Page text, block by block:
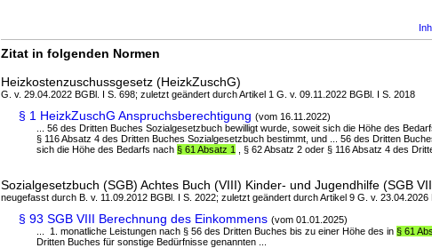
Zitat in folgenden Normen
Heizkostenzuschussgesetz (HeizkZuschG)
G. v. 29.04.2022 BGBl. I S. 698; zuletzt geändert durch Artikel 1 G. v. 09.11.2022 BGBl. I S. 2018
§ 1 HeizkZuschG Anspruchsberechtigung (vom 16.11.2022)
... 56 des Dritten Buches Sozialgesetzbuch bewilligt wurde, soweit sich die Höhe des
§ 116 Absatz 4 des Dritten Buches Sozialgesetzbuch bestimmt, und ... 56 des Dritten
sich die Höhe des Bedarfs nach § 61 Absatz 1 , § 62 Absatz 2 oder § 116 Absatz 4 des
Sozialgesetzbuch (SGB) Achtes Buch (VIII) Kinder- und Jugendhilfe (SGB
neugefasst durch B. v. 11.09.2012 BGBl. I S. 2022; zuletzt geändert durch Artikel 9 G. v. 23.04.2026
§ 93 SGB VIII Berechnung des Einkommens (vom 01.01.2025)
... 1. monatliche Leistungen nach § 56 des Dritten Buches bis zu einer Höhe des in § 61
Dritten Buches für sonstige Bedürfnisse genannten ...